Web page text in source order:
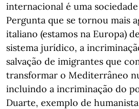
internacional é uma
Pergunta que se tornou mais
italiano (estamos na Europa)
sistema jurídico, a
salvação de imigrantes que
transformar o Mediterrâneo
incluindo a incriminação do
Duarte, exemplo de